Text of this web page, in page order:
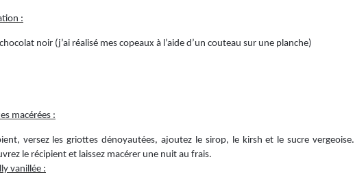
:
noir (j’ai réalisé mes copeaux à l’aide d’un couteau sur une planche)
macérées :
versez les griottes dénoyautées, ajoutez le sirop, le kirsh et le sucre vergeoise.
le récipient et laissez macérer une nuit au frais.
vanillée :